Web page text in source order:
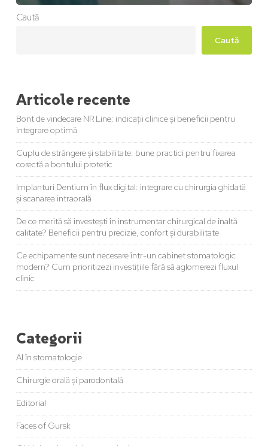
Caută
Caută
Articole recente
Bont de vindecare NR Line: indicații clinice și beneficii pentru
integrare optimă
Cuplu de strângere și stabilitate: bune practici pentru fixarea
corectă a bontului protetic
Implanturi Dentium în flux digital: integrare cu chirurgia ghidată
și scanarea intraorală
De ce merită să investești în instrumentar chirurgical de înaltă
calitate? Beneficii pentru precizie, confort și durabilitate
Ce echipamente sunt necesare într-un cabinet stomatologic
modern? Cum prioritizezi investițiile fără să aglomerezi fluxul
clinic
Categorii
AI în stomatologie
Chirurgie orală și parodontală
Editorial
Faces of Gursk